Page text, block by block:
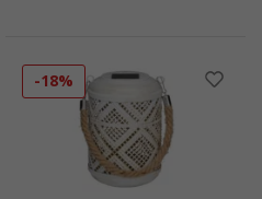
-18%